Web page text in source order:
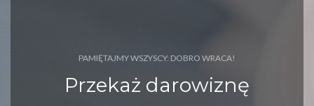
PAMIĘTAJMY WSZYSCY: DOBRO WRACA!
Przekaż darowiznę